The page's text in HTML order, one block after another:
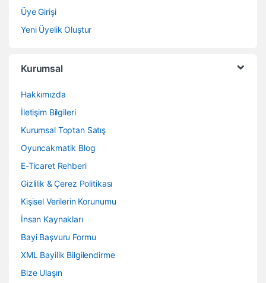
Üye Girişi
Yeni Üyelik Oluştur
Kurumsal
Hakkımızda
İletişim Bilgileri
Kurumsal Toptan Satış
Oyuncakmatik Blog
E-Ticaret Rehberi
Gizlilik & Çerez Politikası
Kişisel Verilerin Korunumu
İnsan Kaynakları
Bayi Başvuru Formu
XML Bayilik Bilgilendirme
Bize Ulaşın